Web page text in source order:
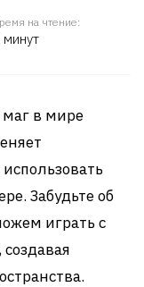
на чтение:
минут
в мире
Забудьте об
играть с